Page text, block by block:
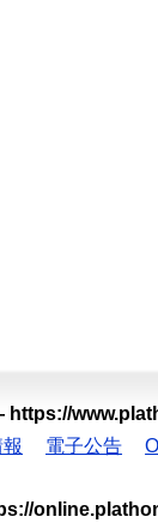
https://
電子公告